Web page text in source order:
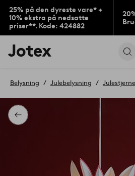
25% på den dyreste vare* +
10% ekstra på nedsatte
priser**. Kode: 424882
Jotex
logo
til
Tilbage
Belysning Julebelysning